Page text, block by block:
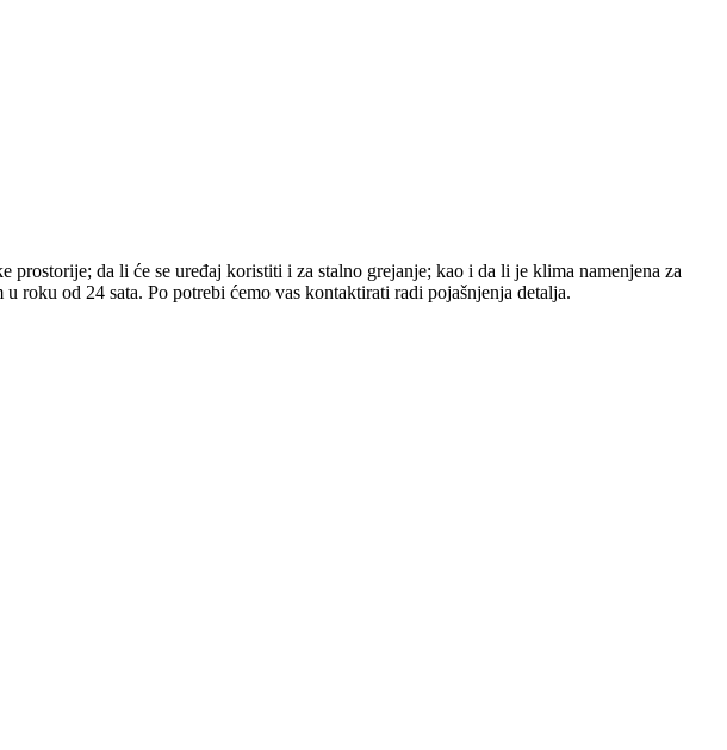
da li će se uređaj koristiti i za stalno grejanje; kao i da li je klima namenjena za
roku od 24 sata. Po potrebi ćemo vas kontaktirati radi pojašnjenja detalja.